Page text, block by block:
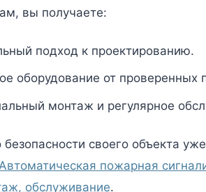
вы получаете:
подход к проектированию.
оборудование от проверенных
монтаж и регулярное
безопасности своего объекта
Автоматическая пожарная
обслуживание.